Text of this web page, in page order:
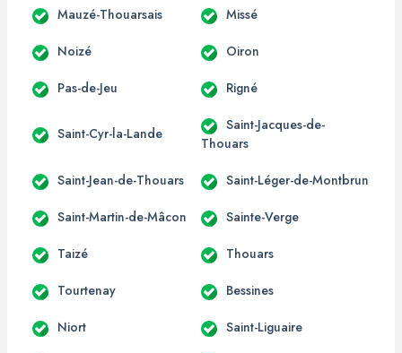
Mauzé-Thouarsais Missé
Noizé Oiron
Pas-de-Jeu Rigné
Saint-Cyr-la-Lande
Saint-Jacques-de-
Thouars
Saint-Jean-de-Thouars Saint-Léger-de-Montbrun
Saint-Martin-de-Mâcon Sainte-Verge
Taizé Thouars
Tourtenay Bessines
Niort Saint-Liguaire